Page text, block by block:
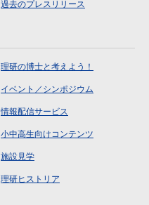
過去のプレスリリース
理研の博士と考えよう！
イベント／シンポジウム
情報配信サービス
小中高生向けコンテンツ
施設見学
理研ヒストリア